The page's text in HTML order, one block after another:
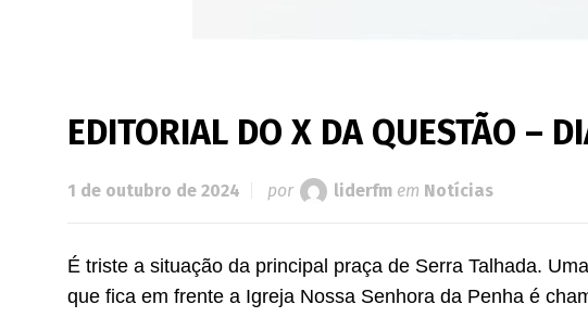
EDITORIAL DO X DA QUESTÃO –
1 de outubro de 2024 por liderfm em Notícias
É triste a situação da principal praça de Serra Talhada.
que fica em frente a Igreja Nossa Senhora da Penha é